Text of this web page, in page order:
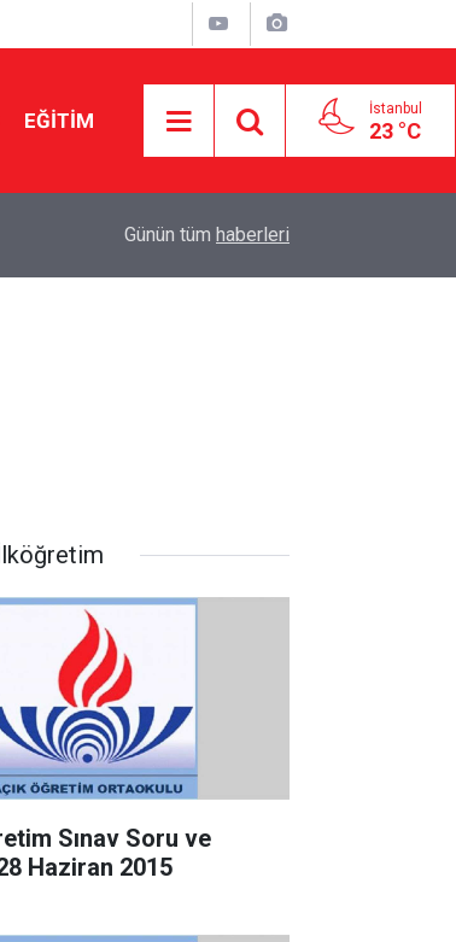
EĞİTİM İstanbul
23 °C
Tercihine Yerleşti
Günün tüm haberleri
Sınav Soru ve
Haziran 2015